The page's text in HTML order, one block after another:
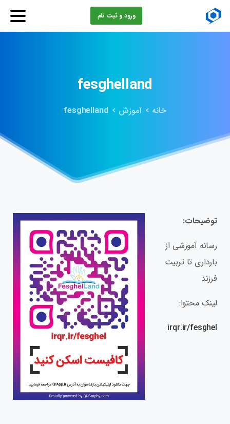
ورود و ثبت نام
fesghelland
خانه آموزش fesghelland
توضیحات:
رسانه آموزشی از
بارداری تا تربیت
فرزند
لینک محتوا:
irqr.ir/fesghel